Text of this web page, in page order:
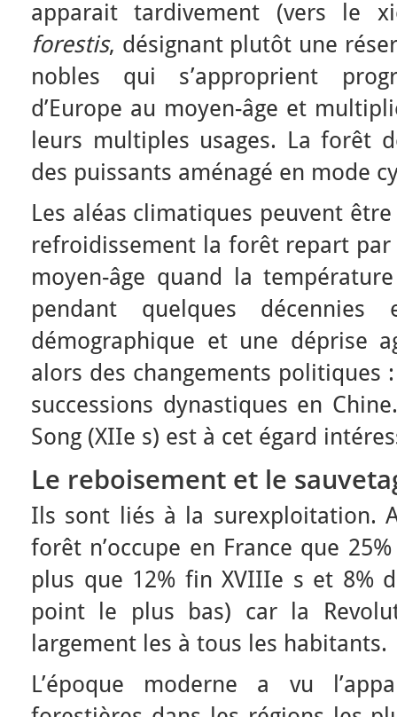
apparait tardivement (vers le
forestis, désignant plutôt une
nobles qui s’approprient
d’Europe au moyen-âge et
leurs multiples usages. La forêt
des puissants aménagé en mode
Les aléas climatiques peuvent
refroidissement la forêt repart
moyen-âge quand la
pendant quelques décennies
démographique et une déprise
alors des changements politiques
successions dynastiques en
Song (XIIe s) est à cet égard
Le reboisement et le
Ils sont liés à la surexploitation.
forêt n’occupe en France que
plus que 12% fin XVIIIe s et 8%
point le plus bas) car la
largement les à tous les habitants.
L’époque moderne a vu